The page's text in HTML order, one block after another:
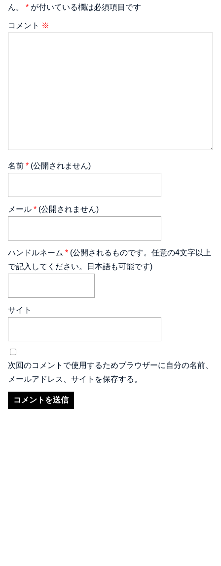
ん。 * が付いている欄は必須項目です
コメント ※
名前 * (公開されません)
メール * (公開されません)
ハンドルネーム * (公開されるものです。任意の4文字以上
で記入してください。日本語も可能です)
サイト
次回のコメントで使用するためブラウザーに自分の名前、
メールアドレス、サイトを保存する。